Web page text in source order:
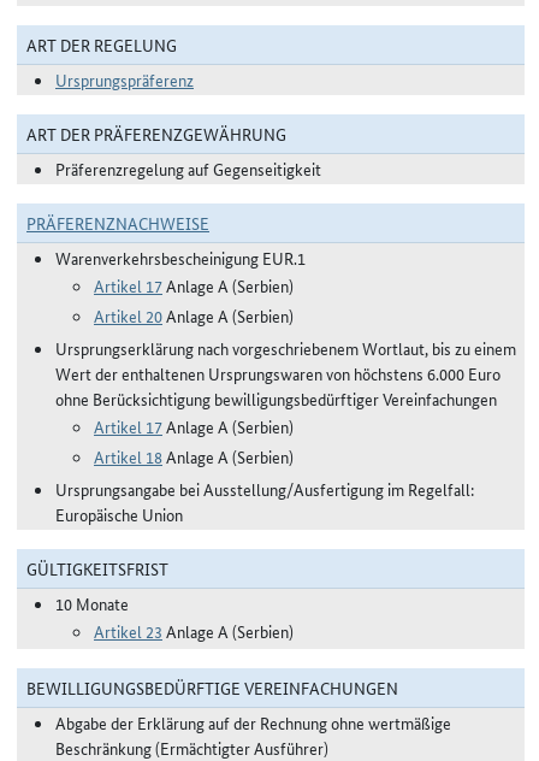
ART DER REGELUNG
Ursprungspräferenz
ART DER PRÄFERENZGEWÄHRUNG
Präferenzregelung auf Gegenseitigkeit
PRÄFERENZNACHWEISE
Warenverkehrsbescheinigung EUR.1
Artikel 17Anlage A (Serbien)
Artikel 20Anlage A (Serbien)
Ursprungserklärung nach vorgeschriebenem Wortlaut, bis zu einem
Wert der enthaltenen Ursprungswaren von höchstens 6.000 Euro
ohne Berücksichtigung bewilligungsbedürftiger Vereinfachungen
Artikel 17Anlage A (Serbien)
Artikel 18Anlage A (Serbien)
Ursprungsangabe bei Ausstellung/Ausfertigung im Regelfall:
Europäische Union
GÜLTIGKEITSFRIST
10 Monate
Artikel 23 Anlage A (Serbien)
BEWILLIGUNGSBEDÜRFTIGE VEREINFACHUNGEN
Abgabe der Erklärung auf der Rechnung ohne wertmäßige
Beschränkung (Ermächtigter Ausführer)